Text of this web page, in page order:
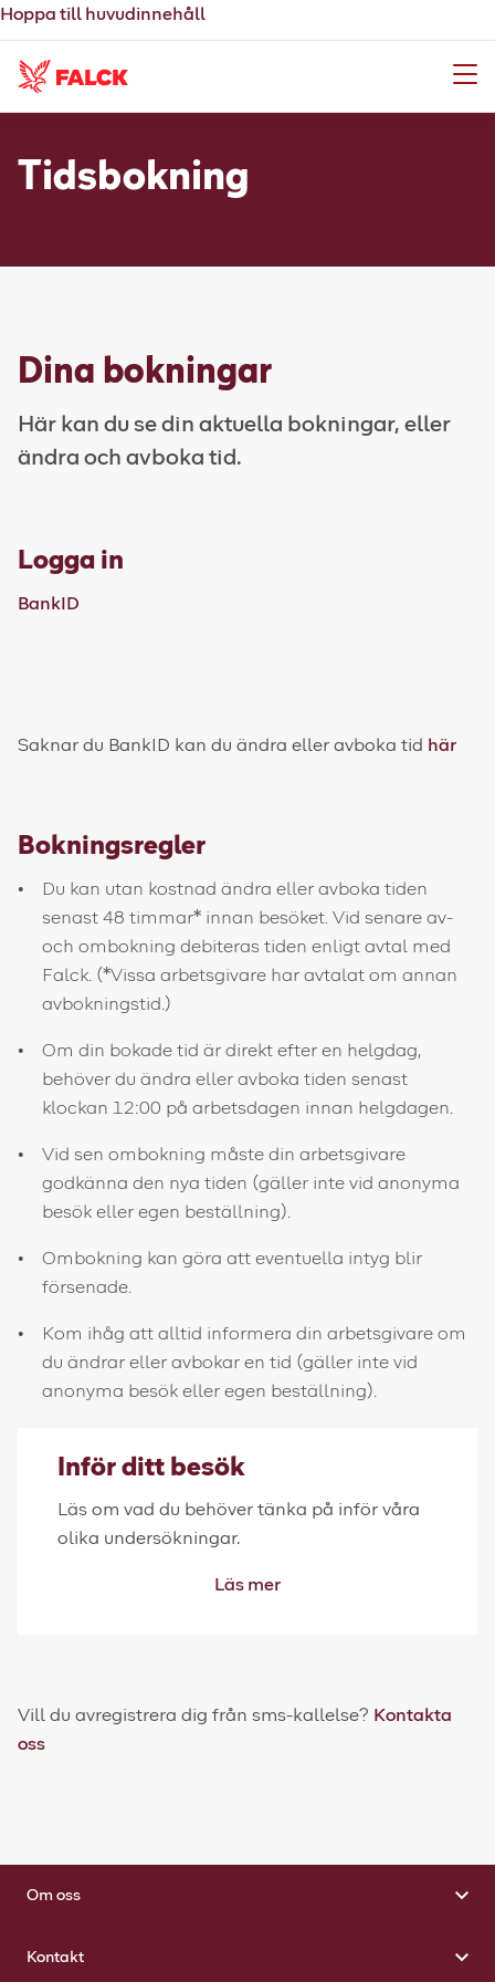
Hoppa till huvudinnehåll
Meny
Tidsbokning
Dina bokningar
Här kan du se din aktuella bokningar, eller
ändra och avboka tid.
Logga in
BankID
Saknar du BankID kan du ändra eller avboka tid här
Bokningsregler
Du kan utan kostnad ändra eller avboka tiden
senast 48 timmar* innan besöket. Vid senare av-
och ombokning debiteras tiden enligt avtal med
Falck. (*Vissa arbetsgivare har avtalat om annan
avbokningstid.)
Om din bokade tid är direkt efter en helgdag,
behöver du ändra eller avboka tiden senast
klockan 12:00 på arbetsdagen innan helgdagen.
Vid sen ombokning måste din arbetsgivare
godkänna den nya tiden (gäller inte vid anonyma
besök eller egen beställning).
Ombokning kan göra att eventuella intyg blir
försenade.
Kom ihåg att alltid informera din arbetsgivare om
du ändrar eller avbokar en tid (gäller inte vid
anonyma besök eller egen beställning).
Inför ditt besök
Läs om vad du behöver tänka på inför våra
olika undersökningar.
Läs mer
Vill du avregistrera dig från sms-kallelse? Kontakta
oss
Om oss
Kontakt